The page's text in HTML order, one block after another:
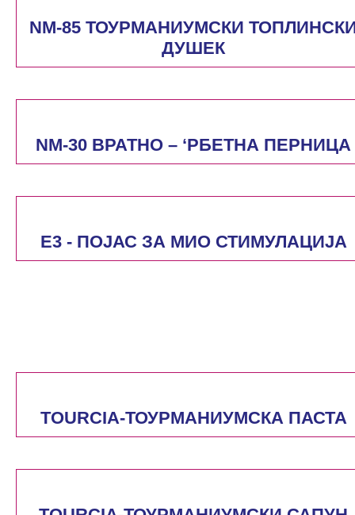
NM-85 ТОУРМАНИУМСКИ
ДУШЕК
NM-30 ВРАТНО – ‘РБЕТНА ПЕРНИЦА
E3 - ПОЈАС ЗА МИО СТИМУЛАЦИЈА
TOURCIA-ТОУРМАНИУМСКА ПАСТА